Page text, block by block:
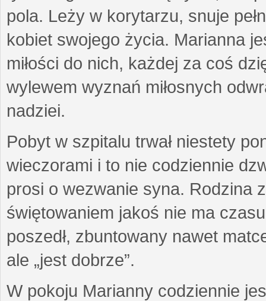
pola. Leży w korytarzu, snuje
kobiet swojego życia. Marianna
miłości do nich, każdej za coś
wylewem wyznań miłosnych
nadziei.
Pobyt w szpitalu trwał niestety
wieczorami i to nie codziennie
prosi o wezwanie syna. Rodzina
świętowaniem jakoś nie ma
poszedł, zbuntowany nawet
ale „jest dobrze”.
W pokoju Marianny codziennie